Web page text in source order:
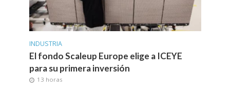
INDUSTRIA
El fondo Scaleup Europe elige a ICEYE
para su primera inversión
13 horas